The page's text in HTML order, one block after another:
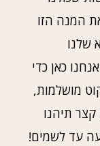
המנה הזו
שלנו
כאן כדי
מושלמות,
קצר תיהנו
עד לשמים!